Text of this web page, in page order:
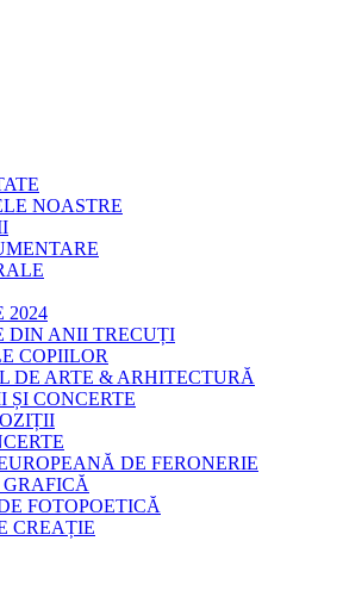
NOASTRE
2024
DIN ANII TRECUȚI
COPIILOR
DE ARTE & ARHITECTURĂ
ȘI CONCERTE
DE FERONERIE
GRAFICĂ
FOTOPOETICĂ
CREAȚIE